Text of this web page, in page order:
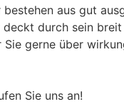
aus gut
durch sein
gerne über
Sie uns an!